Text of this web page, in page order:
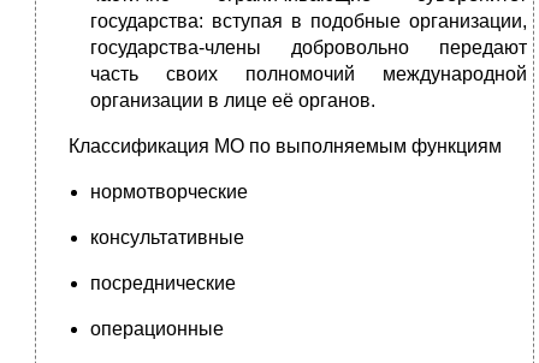
государства: вступая в подобные организации,
государства-члены добровольно передают
часть своих полномочий международной
организации в лице её органов.
Классификация МО по выполняемым функциям
нормотворческие
консультативные
посреднические
операционные